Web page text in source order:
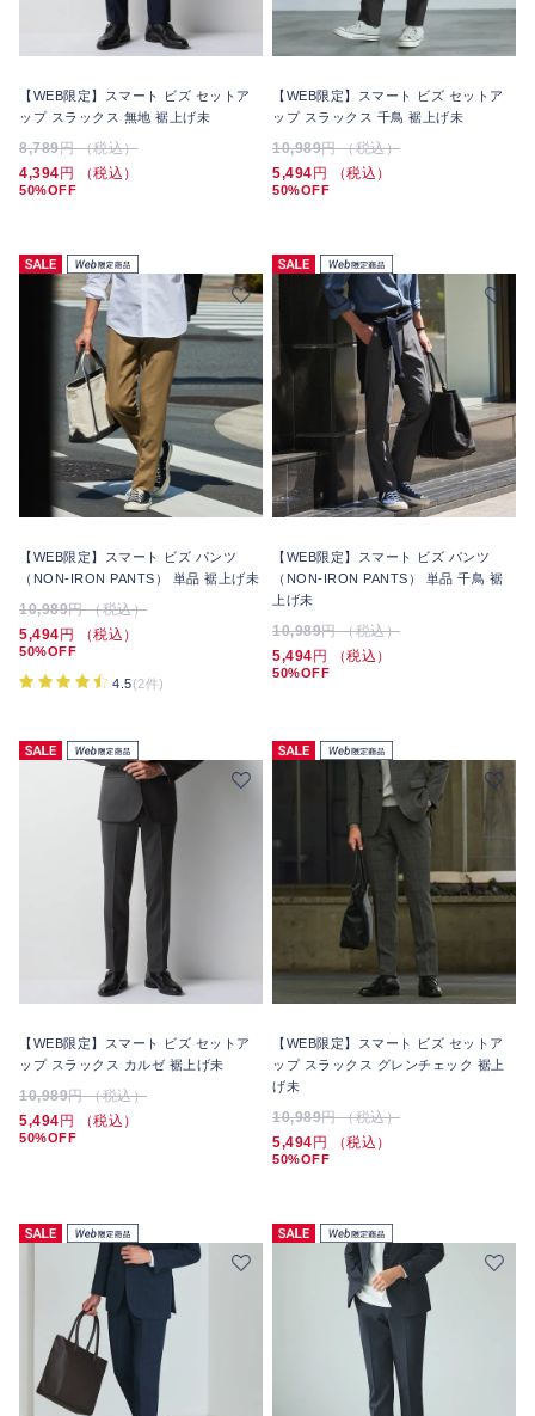
【WEB限定】スマート ビズ セットア
ップ スラックス 無地 裾上げ未
8,789円 （税込）
4,394 円 （税込）
50%OFF
【WEB限定】スマート ビズ セットア
ップ スラックス 千鳥 裾上げ未
10,989円 （税込）
5,494 円 （税込）
50%OFF
【WEB限定】スマート ビズ パンツ
（NON-IRON PANTS） 単品 裾上げ未
10,989円 （税込）
5,494 円 （税込）
50%OFF
4.5(2件)
【WEB限定】スマート ビズ パンツ
（NON-IRON PANTS） 単品 千鳥 裾
上げ未
10,989円 （税込）
5,494 円 （税込）
50%OFF
【WEB限定】スマート ビズ セットア
ップ スラックス カルゼ 裾上げ未
10,989円 （税込）
5,494円 （税込）
50%OFF
【WEB限定】スマート ビズ セットア
ップ スラックス グレンチェック 裾上
げ未
10,989円 （税込）
5,494円 （税込）
50%OFF